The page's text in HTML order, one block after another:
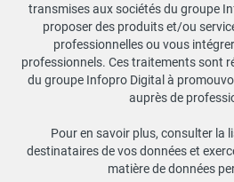
transmises aux sociétés du groupe
proposer des produits et/ou
professionnelles ou vous
professionnels. Ces traitements sont
du groupe Infopro Digital à
auprès de
Pour en savoir plus, consulter la
destinataires de vos données et
matière de données